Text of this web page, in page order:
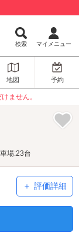
検索 マイメニュー
地図 予約
ません。
場:23台
評価詳細